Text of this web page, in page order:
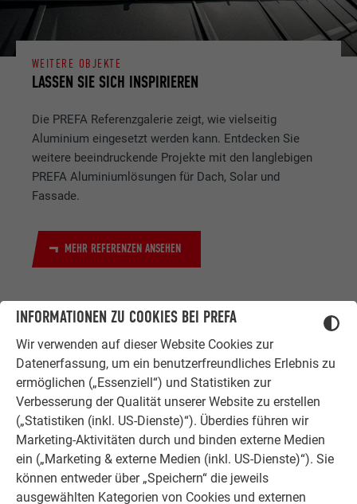
INFORMATIONEN ZU COOKIES BEI PREFA
Wir verwenden auf dieser Website Cookies zur
Datenerfassung, um ein benutzerfreundliches Erlebnis zu
ermöglichen („Essenziell“) und Statistiken zur
Verbesserung der Qualität unserer Website zu erstellen
(„Statistiken (inkl. US-Dienste)“). Überdies führen wir
Marketing-Aktivitäten durch und binden externe Medien
ein („Marketing & externe Medien (inkl. US-Dienste)“). Sie
können entweder über „Speichern“ die jeweils
ausgewählten Kategorien von Cookies und externen
LASSEN SIE SICH INSPIRIEREN
WEITERE OBJEKTE
Die PREFA Referenzgalerie zeigt, wie vielseitig
Aluminium eingesetzt werden kann. Entdecken Sie
weitere beeindruckende Projekte mit den langlebigen
PREFA Aluminiumlösungen für Dach, Solar und
Fassade.
MEHR REFERENZEN ANSEHEN
ERFAHRUNGSBERICHTE
ZUFRIEDENE KUNDEN
Ob Bauherr, Sanierer, Verarbeiter oder
Architekt - die Zufriedenheit all
unserer Kunden liegt uns am Herzen.